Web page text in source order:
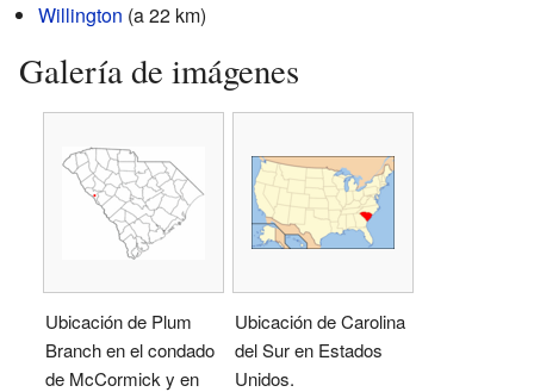
Willington (a 22 km)
Galería de imágenes
Ubicación de Plum
Branch en el condado
de McCormick y en
Ubicación de Carolina
del Sur en Estados
Unidos.